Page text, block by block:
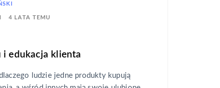
4 LATA TEMU
i edukacja klienta
ludzie jedne produkty kupują